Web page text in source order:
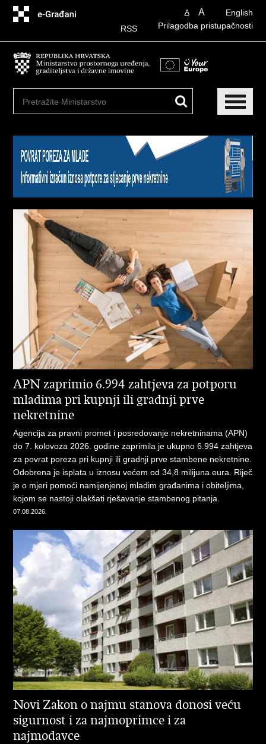
sadržaj
English
A A
Prilagodba pristupačnosti
RSS
APN zaprimio 6.994 zahtjeva za potporu
mladima pri kupnji ili gradnji prve
nekretnine
Agencija za pravni promet i posredovanje nekretninama (APN)
do 7. kolovoza 2026. godine zaprimila je ukupno 6.994 zahtjeva
za povrat poreza pri kupnji ili gradnji prve stambene nekretnine.
Odobrena je isplata u iznosu većem od 34,8 milijuna eura. Riječ
je o mjeri pomoći namijenjenoj mladim građanima i obiteljima,
kojom se nastoji olakšati rješavanje stambenog pitanja.
07.08.2026.
Novi Zakon o najmu stanova donosi veću
sigurnost i za najmoprimce i za
najmodavce